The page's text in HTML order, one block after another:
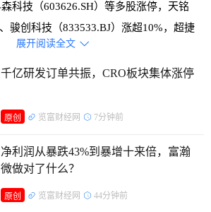
森科技（603626.SH）等多股涨停，天铭
骏创科技（833533.BJ）涨超10%，超捷
泰德股份（831278.BJ）、先导智能
新春（603667.SH）等涨超7%。
展开阅读全文 
千亿研发订单共振，CRO板块集体涨停
原创 览富财经网 7分钟前
净利润从暴跌43%到暴增十来倍，富瀚
微做对了什么？
原创 览富财经网 44分钟前